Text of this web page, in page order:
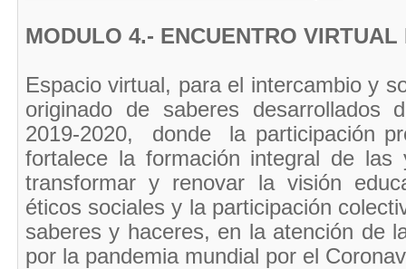
MODULO 4.- ENCUENTRO VIRTUAL
Espacio virtual, para el intercambio y
originado de saberes desarrollados
2019-2020, donde la participación
fortalece la formación integral de las
transformar y renovar la visión
éticos sociales y la participación
saberes y haceres, en la atención de
por la pandemia mundial por el